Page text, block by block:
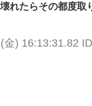
れたらその都度取
金) 16:13:31.82